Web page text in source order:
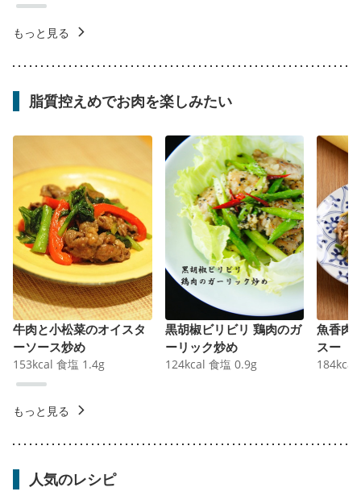
もっと見る
脂質控えめでお肉を楽しみたい
牛肉と小松菜のオイスタ
ーソース炒め
153kcal 食塩 1.4g
黒胡椒ビリビリ 鶏肉のガ
ーリック炒め
124kcal 食塩 0.9g
魚香肉
スー
184kcal
もっと見る
人気のレシピ